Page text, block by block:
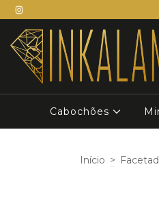
Cabochões
Início >